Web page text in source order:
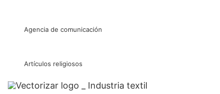
Agencia de comunicación
Artículos religiosos